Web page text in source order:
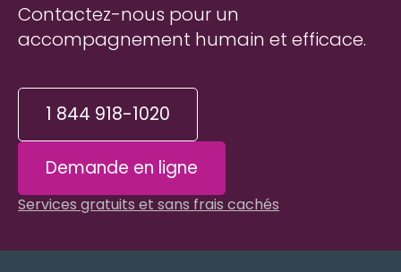
Contactez-nous pour un
accompagnement humain et efficace.
1 844 918-1020
Demande en ligne
Services gratuits et sans frais cachés